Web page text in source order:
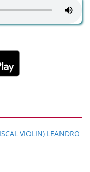
VIOLIN) LEANDRO